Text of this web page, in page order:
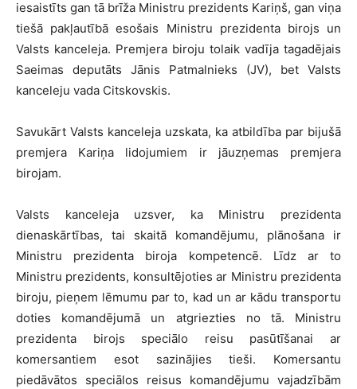
iesaistīts gan tā brīža Ministru prezidents Kariņš, gan viņa
tiešā pakļautībā esošais Ministru prezidenta birojs un
Valsts kanceleja. Premjera biroju tolaik vadīja tagadējais
Saeimas deputāts Jānis Patmalnieks (JV), bet Valsts
kanceleju vada Citskovskis.
Savukārt Valsts kanceleja uzskata, ka atbildība par bijušā
premjera Kariņa lidojumiem ir jāuzņemas premjera
birojam.
Valsts kanceleja uzsver, ka Ministru prezidenta
dienaskārtības, tai skaitā komandējumu, plānošana ir
Ministru prezidenta biroja kompetencē. Līdz ar to
Ministru prezidents, konsultējoties ar Ministru prezidenta
biroju, pieņem lēmumu par to, kad un ar kādu transportu
doties komandējumā un atgriezties no tā. Ministru
prezidenta birojs speciālo reisu pasūtīšanai ar
komersantiem esot sazinājies tieši. Komersantu
piedāvātos speciālos reisus komandējumu vajadzībām